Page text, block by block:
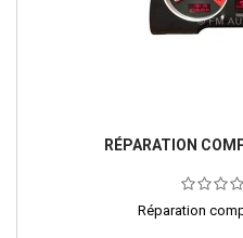
RÉPARATION
Réparation